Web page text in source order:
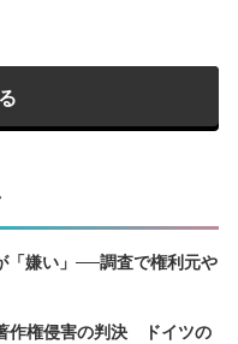
「嫌い」──調査で権利元や
作権侵害の判決 ドイツの